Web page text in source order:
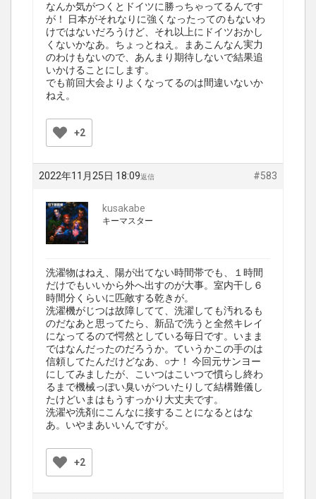
なんか気がつくとドイツに勝っちゃってるんです
が！ 日本がそれなりに強くなったってのもないわ
けではないだろうけど、それ以上にドイツおかし
くないかなあ。ちょっとねえ。まあこんなん実力
のわけもないので、あんまり期待しないで結果追
いかけることにします。
でも前回大会よりよくなってるのは間違いないか
ねえ。
+2
2022年11月25日 18:09 #583
返信
kusakabe
キーマスター
洗濯物はねえ、陽が出てない時間帯でも、１時間
だけでもいいから外へ出すのが大事。室内干し６
時間分くらいに匹敵する乾きが。
洗濯機がじつは故障してて、洗濯しても汚れるも
のだなあと思ってたら、新品で洗うと全然キレイ
になってるので愕然としている毎日です。いまま
ではなんだったのだろうか。ていうかこの手のは
信頼してたんだけどなあ、○ナ！ 今回元サンヨー
にしてみましたが、こいつはこいつで慣らし終わ
るまで機械っぽい臭いがついたりして結構難儀し
たけどいまはもうすっかり大丈夫です。
洗濯や洗剤にこんなに接することになるとはな
あ。いやまあいいんですが。
+2